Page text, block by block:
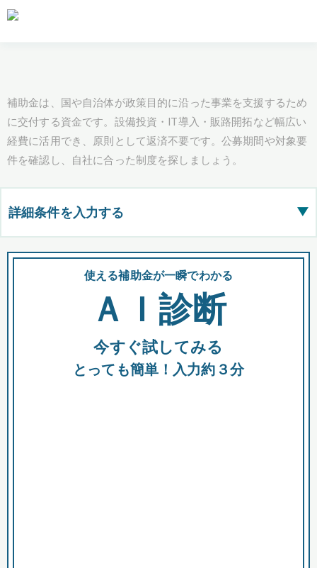
補助金は、国や自治体が政策目的に沿った事業を支援するため
に交付する資金です。設備投資・IT導入・販路開拓など幅広い
経費に活用でき、原則として返済不要です。公募期間や対象要
件を確認し、自社に合った制度を探しましょう。
詳細条件を入力する ▶
都道府県
全国の検索結果を含めて表示
助成金 融資 出資
使える補助金が一瞬でわかる
ＡＩ診断
今すぐ試してみる
とっても簡単！入力約３分